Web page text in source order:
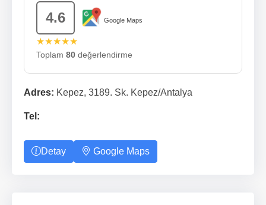
4.6 Google Maps
★★★★★
Toplam 80 değerlendirme
Adres: Kepez, 3189. Sk. Kepez/Antalya
Tel:
Detay Google Maps